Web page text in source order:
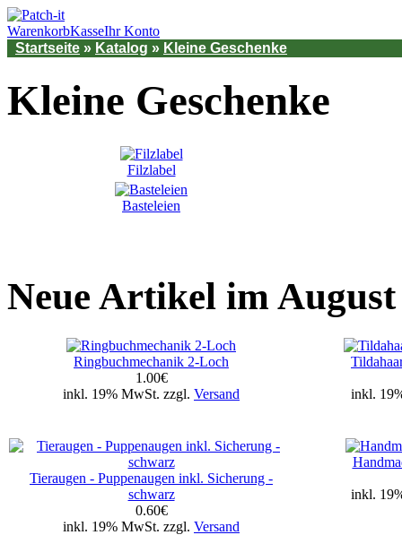
WarenkorbKasseIhr Konto
Startseite » Katalog » Kleine Geschenke
Kleine Geschenke
Filzlabel
Basteleien
Neue Artikel im August
Ringbuchmechanik 2-Loch
1.00€
inkl. 19% MwSt. zzgl. Versand inkl.
Tieraugen - Puppenaugen inkl. Sicherung -
schwarz
0.60€
inkl. 19% MwSt. zzgl. Versand
inkl.